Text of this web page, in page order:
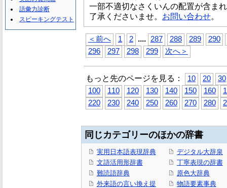
一部不適切なさくいんの配置が含ま
了承くださいませ。 お問い合わせ。
＜前へ 1 2 .... 287 288 289
290
296
297 298 299 次へ＞
もっと先のページを見る： 10 20
30
100
110 120 130 140 150 160
220
230 240 250 260 270 280
同じカテゴリーのほかの辞書
実用日本語表現辞典
文語活用形辞書
難読語辞典
外来語の言い換え提
デジタル大辞泉
丁寧表現の辞書
原色大辞典
物語要素事典
語彙力診断
スピーキングテスト